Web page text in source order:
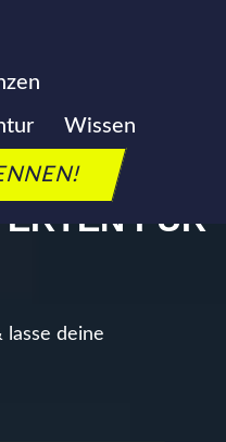
Wissen
GERA
FÜR
lasse deine